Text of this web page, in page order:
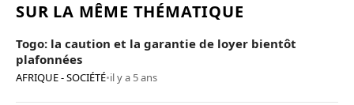
SUR LA MÊME THÉMATIQUE
Togo: la caution et la garantie de loyer bientôt
plafonnées
AFRIQUE - SOCIÉTÉ•il y a 5 ans